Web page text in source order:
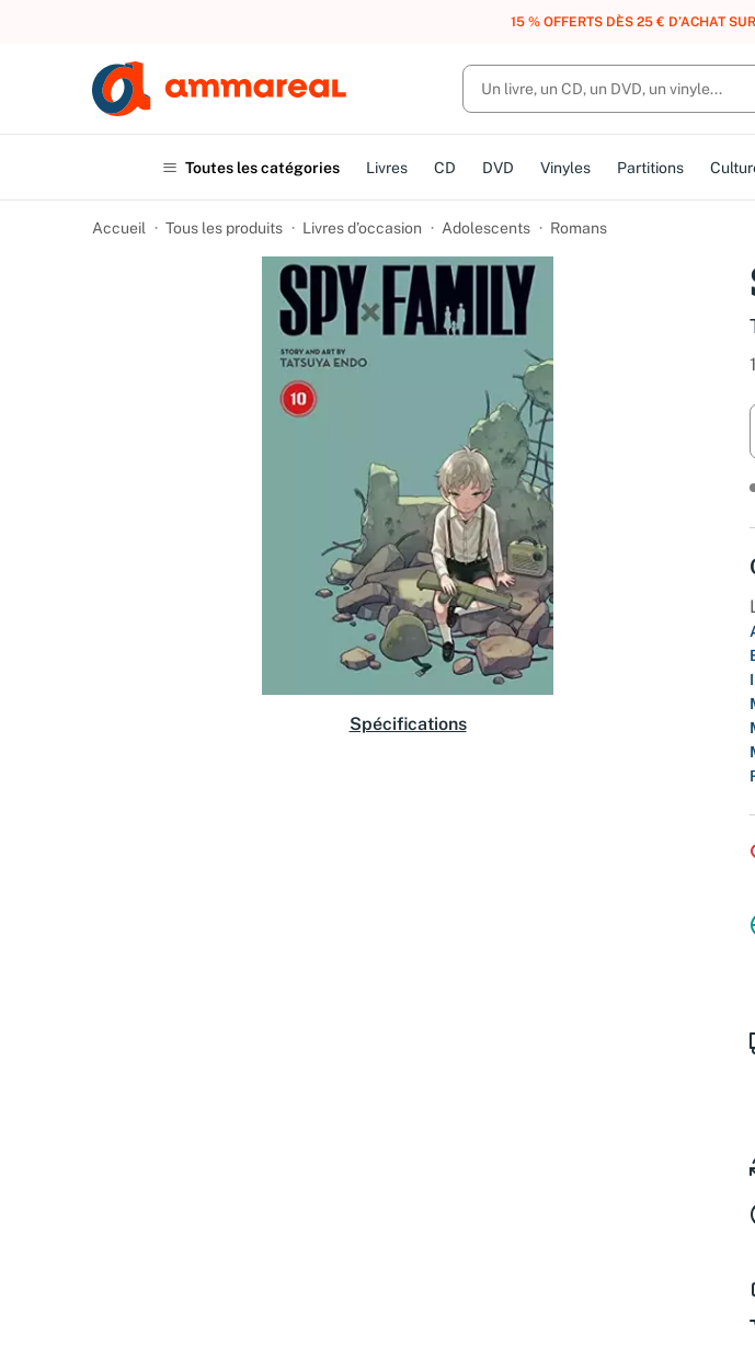
UN ACHAT, DES POINTS, DES RÉCOMPENSES :
Toutes les catégories Livres CD DVD Vinyles Partitions
Accueil Tous les produits Livres d’occasion Adolescents Romans
Spécifications
1